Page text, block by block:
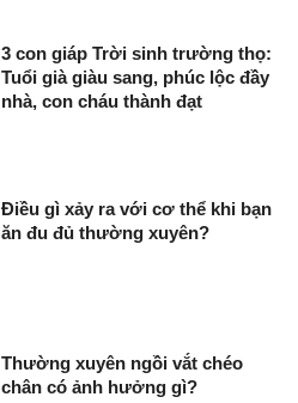
3 con giáp Trời sinh trường thọ:
Tuổi già giàu sang, phúc lộc đầy
nhà, con cháu thành đạt
Điều gì xảy ra với cơ thể khi bạn
ăn đu đủ thường xuyên?
Thường xuyên ngồi vắt chéo
chân có ảnh hưởng gì?